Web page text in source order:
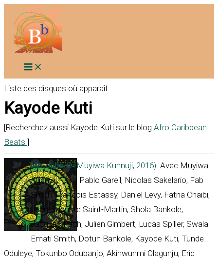
contenu
Liste des disques où apparaît
Kayode Kuti
[Recherchez aussi Kayode Kuti sur le blog Afro Caribbean
Beats ]
Mo-Juba-O(Muyiwa Kunnuji, 2016). Avec Muyiwa
Kunnuji, Tom Pablo Gareil, Nicolas Sakelario, Fab
Smith, Francois Estassy, Daniel Levy, Fatna Chaibi,
Jean-Baptiste Saint-Martin, Shola Bankole,
Jacques Fach, Julien Gimbert, Lucas Spiller, Swala
Emati Smith, Dotun Bankole, Kayode Kuti, Tunde
Oduleye, Tokunbo Odubanjo, Akinwunmi Olagunju, Eric